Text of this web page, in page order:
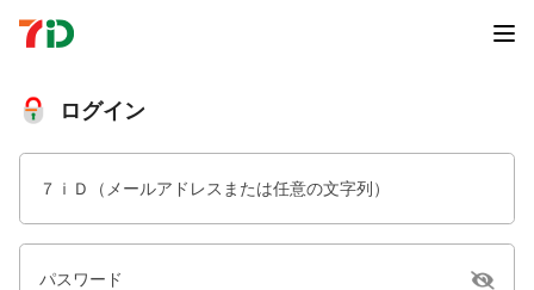
ログイン
７ｉＤ（メールアドレスまたは任意の文字列）
パスワード